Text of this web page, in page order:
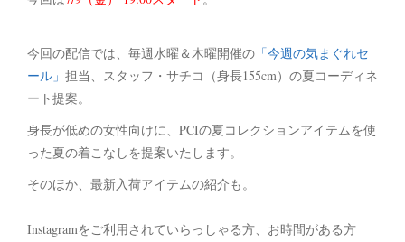
今回の配信では、毎週水曜＆木曜開催の 「今週の気まぐれセ
ール」 担当、スタッフ・サチコ（身長155cm）の夏コーディネ
ート提案。
身長が低めの女性向けに、PCIの夏コレクションアイテムを使
った夏の着こなしを提案いたします。
そのほか、最新入荷アイテムの紹介も。
Instagramをご利用されていらっしゃる方、お時間がある方